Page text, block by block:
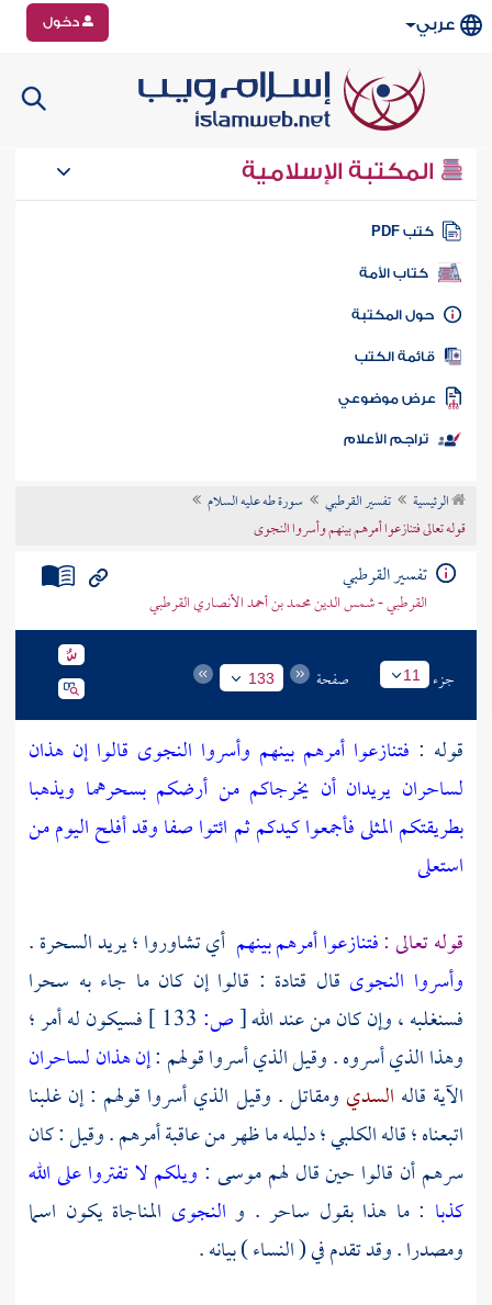
عربي دخول
المكتبة الإسلامية
كتب PDF
كتاب الأمة
المكتبة
الكتب
موضوعي
تراجم الأعلام
الرئيسية تفسير القرطبي
سورة طه عليه السلام
قوله تعالى فتنازعوا أمرهم بينهم وأسروا النجوى
تفسير القرطبي
القرطبي - شمس الدين محمد بن أحمد الأنصاري القرطبي
جزء 11 صفحة 133
قوله : فتنازعوا أمرهم بينهم وأسروا النجوى قالوا إن هذان
لساحران يريدان أن يخرجاكم من أرضكم بسحرهما ويذهبا
بطريقتكم المثلى فأجمعوا كيدكم ثم ائتوا صفا وقد أفلح اليوم من
استعلى
قوله تعالى :فتنازعوا أمرهم بينهم أي تشاوروا ؛ يريد السحرة .
وأسروا النجوى قال قتادة : قالوا إن كان ما جاء به سحرا
فسنغلبه ، وإن كان من عند الله[ص:
فسيكون له أمر ؛
وهذا الذي أسروه . وقيل الذي أسروا قولهم :إن هذان لساحران
الآية قاله السدي ومقاتل. وقيل الذي أسروا قولهم : إن غلبنا
اتبعناه ؛ قالهالكلبي ؛دليله ما ظهر من عاقبة أمرهم . وقيل : كان
سرهم أن قالوا حين قال لهمموسى : ويلكم لا تفتروا على الله
كذبا : ما هذا بقول ساحر . و النجوى المناجاة يكون اسما
ومصدرا . وقد تقدم في ( النساء ) بيانه .